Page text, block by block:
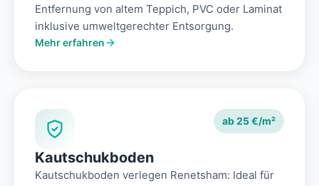
Entfernung von altem Teppich, PVC oder Laminat
inklusive umweltgerechter Entsorgung.
Mehr erfahren
ab 25 €/m²
Kautschukboden
Kautschukboden verlegen Renetsham: Ideal für